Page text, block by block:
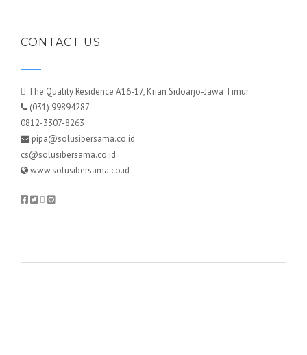
CONTACT US
The Quality Residence A16-17, Krian Sidoarjo-Jawa Timur
(031) 99894287
0812-3307-8263
pipa@solusibersama.co.id
cs@solusibersama.co.id
www.solusibersama.co.id